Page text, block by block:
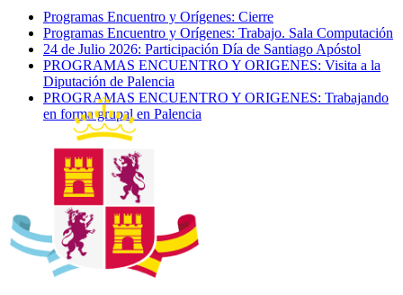
Programas Encuentro y Orígenes: Cierre
Programas Encuentro y Orígenes: Trabajo. Sala Computación
24 de Julio 2026: Participación Día de Santiago Apóstol
PROGRAMAS ENCUENTRO Y ORIGENES: Visita a la
Diputación de Palencia
PROGRAMAS ENCUENTRO Y ORIGENES: Trabajando
en forma grupal en Palencia